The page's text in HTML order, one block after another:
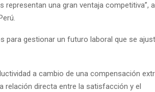
una gran ventaja competitiva”,
para gestionar un futuro laboral que se
a cambio de una compensación
relación directa entre la satisfacción y el